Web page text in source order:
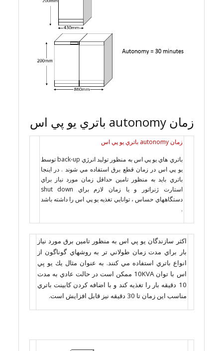
زمان autonomy باتري يو پي اس
زمان autonomy باتري يو پي اس
باتري هاي يو پي اس به منظور توليد انرژي back-up توسط
يو پي اس در زمان قطع برق استفاده مي شوند . در اينجا
باتري بايد به منظور تامين حداقل زمان مورد نياز براي
استارت ژنراتور و يا زمان لازم براي shut down
دستگاههاي حساس ، توانايي تغذيه يو پي اس را داشته باشد
.
اكثر سازندگان يو پي اس به منظور تامين برق مورد نياز
بار براي مدت زمان طولاني تر به روشهاي گوناگون از
انواع باتري استفاده مي كنند. به عنوان مثال يك يو پي
اس با توان 10KVA ممكن است در حالت عادي به مدت
10 دقيقه بار را تغذيه كند و با اضافه كردن كابينت باتري
مناسب اين زمان تا 30 دقيقه نيز قابل افزايش است.